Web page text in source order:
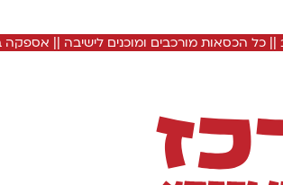
|| כל הכסאות מורכבים ומוכנים לישיבה ||